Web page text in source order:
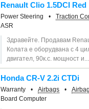
Renault Clio 1.5DCI Red
Power Steering •
Traction
ASR
Здравейте. Продавам
Колата е оборудвана с 4
двигател, 90к.с. мощност и...
Honda CR-V 2.2i CTDi
Warranty • Airbags •
Board Computer